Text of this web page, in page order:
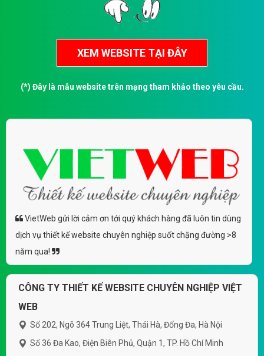
(*) Đây là mẫu website trên mạng tham khảo theo yêu cầu.
VietWeb gửi lời cảm ơn tới quý khách hàng đã luôn tin dùng
dịch vụ thiết kế website chuyên nghiệp suốt chặng đường >8
năm qua!
CÔNG TY THIẾT KẾ WEBSITE CHUYÊN NGHIỆP VIỆT
WEB
Số 202, Ngõ 364 Trung Liệt, Thái Hà, Đống Đa, Hà Nội
Số 36 Đa Kao, Điện Biên Phủ, Quận 1, TP. Hồ Chí Minh